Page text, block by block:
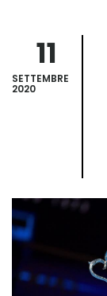
11
SETTEMBRE
2020